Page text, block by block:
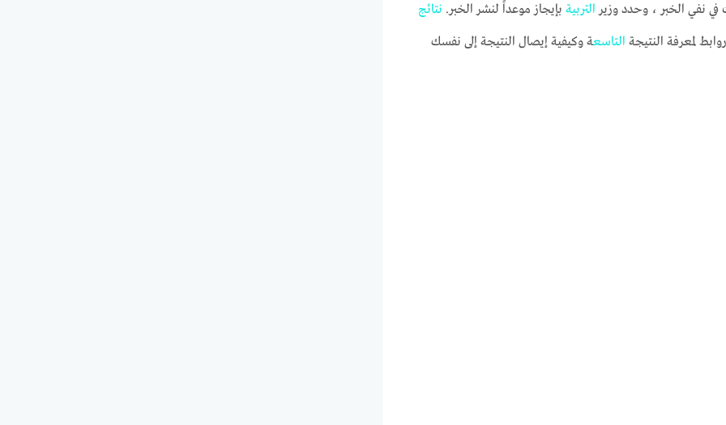
نفي الخبر ، وحدد وزير التربية بإيجاز موعداً لنشر الخبر. نتائج
التاسعة وكيفية إيصال النتيجة إلى نفسك